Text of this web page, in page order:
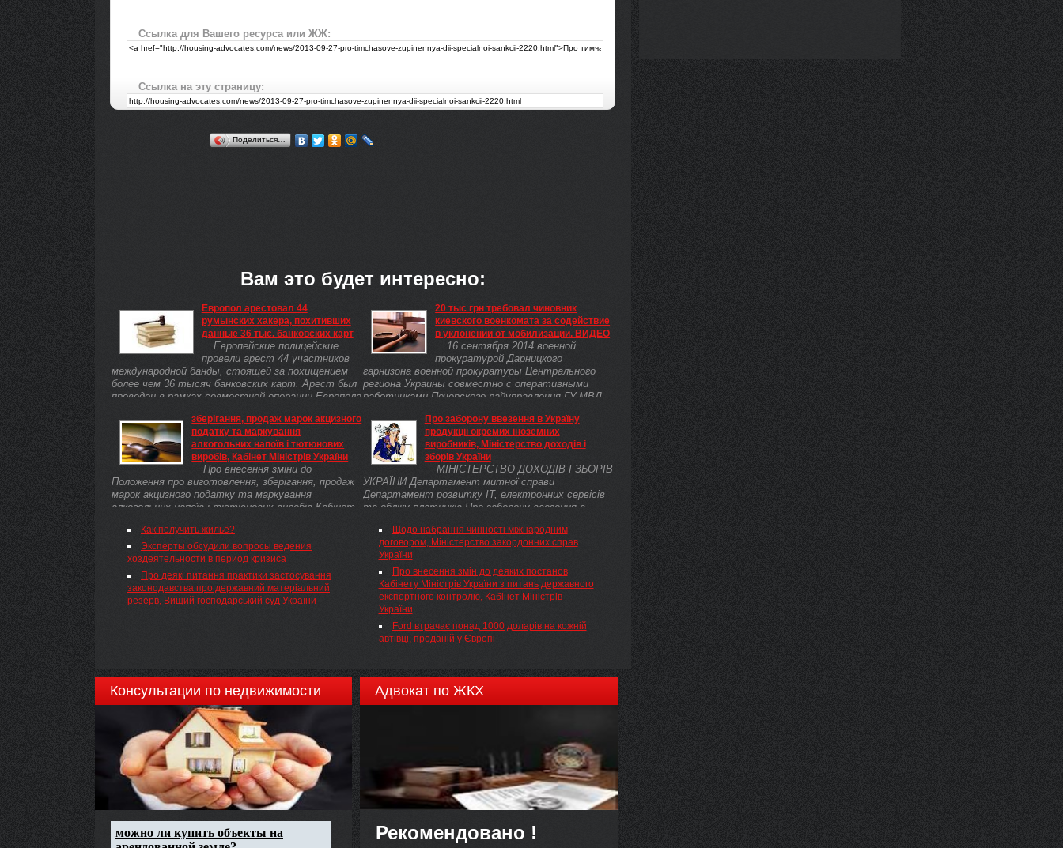
Ссылка для Вашего ресурса или ЖЖ:
Ссылка на эту страницу:
Поделиться…
Вам это будет интересно:
Европол арестовал 44
румынских хакера, похитивших
данные 36 тыс. банковских карт
Европейские полицейские
провели арест 44 участников
международной банды, стоящей за похищением
более чем 36 тысяч банковских карт. Арест был
проведен в рамках совместной операции Европола
зберігання, продаж марок акцизного
податку та маркування
алкогольних напоїв і тютюнових
виробів, Кабінет Міністрів України
Про внесення зміни до
Положення про виготовлення, зберігання, продаж
марок акцизного податку та маркування
алкогольних напоїв і тютюнових виробів Кабінет
Как получить жильё?
Эксперты обсудили вопросы ведения
хоздеятельности в период кризиса
Про деякі питання практики застосування
законодавства про державний матеріальний
резерв, Вищий господарський суд України
20 тыс грн требовал чиновник
киевского военкомата за содействие
в уклонении от мобилизации. ВИДЕО
16 сентября 2014 военной
прокуратурой Дарницкого
гарнизона военной прокуратуры Центрального
региона Украины совместно с оперативными
работниками Печерского райуправления ГУ МВД
Про заборону ввезення в Україну
продукції окремих іноземних
виробників, Міністерство доходів і
зборів України
МІНІСТЕРСТВО ДОХОДІВ I ЗБОРІВ
УКРАЇНИ Департамент митної справи
Департамент розвитку ІТ, електронних сервісів
та обліку платників Про заборону ввезення в
Щодо набрання чинності міжнародним
договором, Міністерство закордонних справ
України
Про внесення змін до деяких постанов
Кабінету Міністрів України з питань державного
експортного контролю, Кабінет Міністрів
України
Ford втрачає понад 1000 доларів на кожній
автівці, проданій у Європі
Консультации по недвижимости Адвокат по ЖКХ
Рекомендовано !